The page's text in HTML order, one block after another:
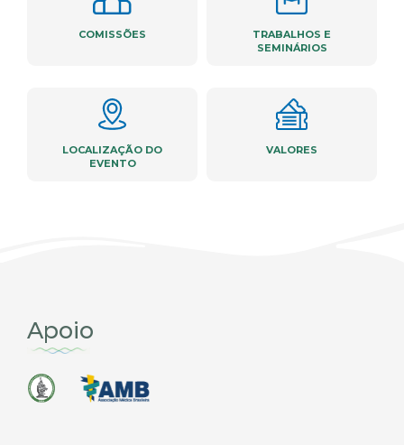
COMISSÕES
TRABALHOS E
SEMINÁRIOS
LOCALIZAÇÃO DO
EVENTO
VALORES
Apoio